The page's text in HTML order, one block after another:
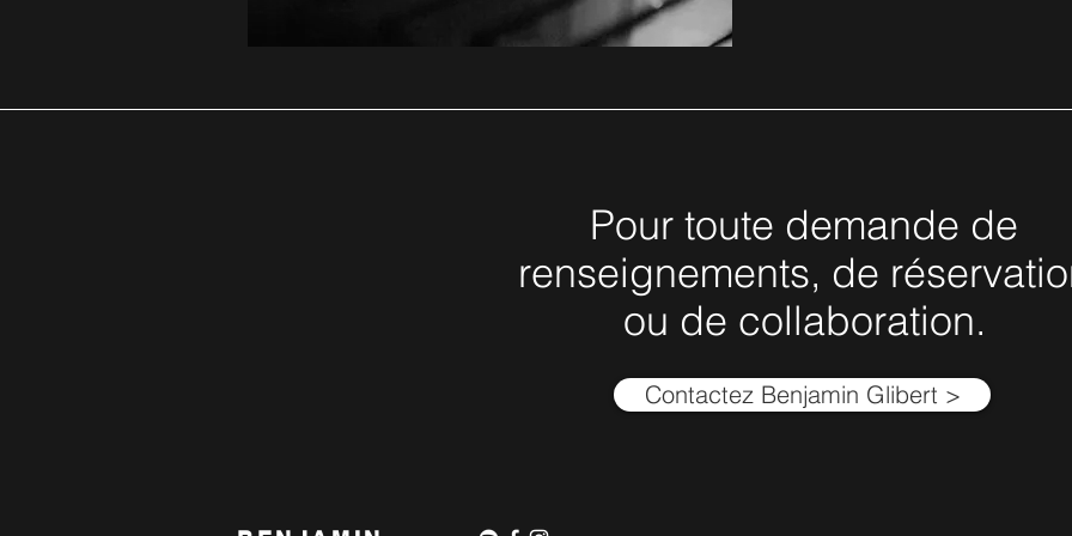
Pour toute demande de
renseignements, de
ou de collaboration.
Contactez Benjamin Glibert >